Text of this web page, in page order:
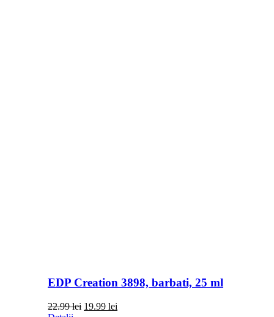
EDP Creation 3898, barbati, 25 ml
22.99lei Prețul
19.99 leiPrețul